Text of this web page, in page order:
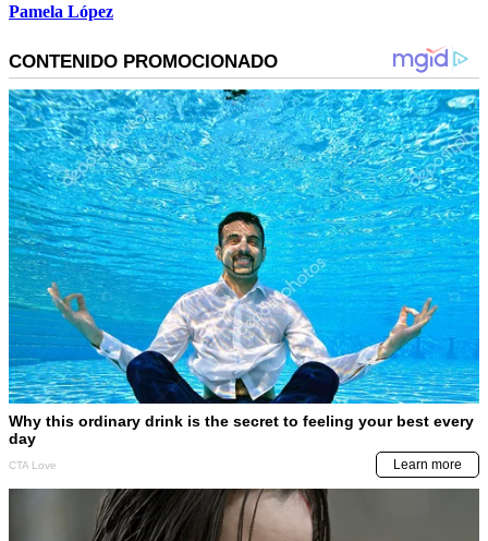
Pamela López